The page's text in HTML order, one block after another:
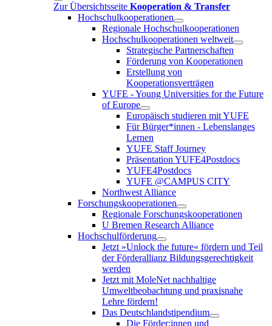
Zur Übersichtsseite Kooperation & Transfer
Hochschulkooperationen
Regionale Hochschulkooperationen
Hochschulkooperationen weltweit
Strategische Partnerschaften
Förderung von Kooperationen
Erstellung von
Kooperationsverträgen
YUFE - Young Universities for the Future
of Europe
Europäisch studieren mit YUFE
Für Bürger*innen - Lebenslanges
Lernen
YUFE Staff Journey
Präsentation YUFE4Postdocs
YUFE4Postdocs
YUFE @CAMPUS CITY
Northwest Alliance
Forschungskooperationen
Regionale Forschungskooperationen
U Bremen Research Alliance
Hochschulförderung
Jetzt »Unlock the future« fördern und Teil
der Förderallianz Bildungsgerechtigkeit
werden
Jetzt mit MoleNet nachhaltige
Umweltbeobachtung und praxisnahe
Lehre fördern!
Das Deutschlandstipendium
Die Förder:innen und